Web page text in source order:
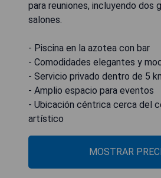
para reuniones, incluyendo dos
salones.
- Piscina en la azotea con bar
- Comodidades elegantes y
- Servicio privado dentro de 5
- Amplio espacio para eventos
- Ubicación céntrica cerca del
artístico
MOSTRAR